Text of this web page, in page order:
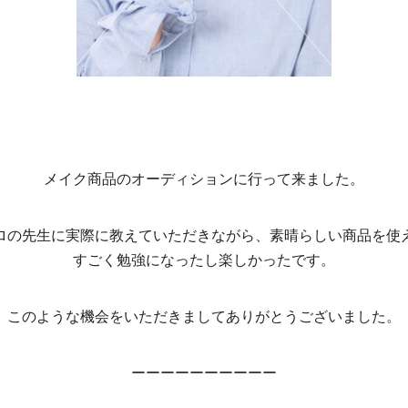
メイク商品のオーディションに行って来ました。
の先生に実際に教えていただきながら、素晴らしい商品を使
すごく勉強になったし楽しかったです。
このような機会をいただきましてありがとうございました。
ーーーーーーーーーー